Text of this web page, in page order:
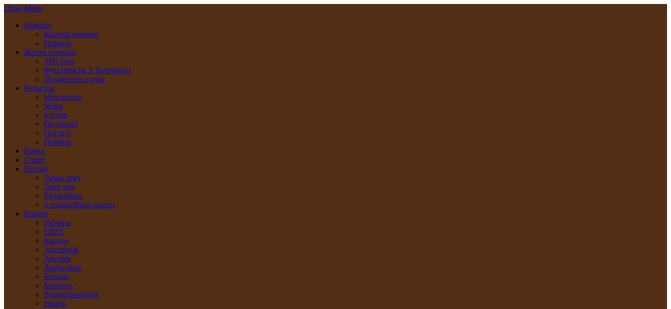
Close Menu
Новини
Короткі новини
Новини
Життя громади
УНСоюз
Фундація ім. І. Багряного
Посмертна згадка
Культура
Мистецтво
Мова
Історія
Подорожі
Постаті
Новини
Наука
Спорт
Погляд
Точка зору
Тема дня
Редакційна
З редакційної пошти
Країни
Україна
США
Канада
Австралія
Австрія
Арґентина
Бельгія
Білорусь
Великобританія
Ізраїль